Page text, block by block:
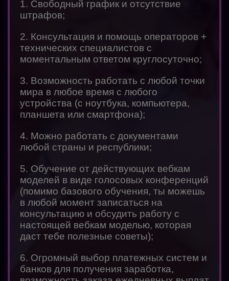
1. Свободный график и отсутствие
штрафов;
2. Консультация и помощь операторов +
технических специалистов с
моментальным ответом круглосуточно;
3. Возможность работать с любой точки
мира в любое время с любого
устройства (с ноутбука, компьютера,
планшета или смартфона);
4. Можно работать с документами
любой страны и республики;
5. Обучение от действующих вебкам
моделей в виде голосовых конференций
(помимо базового обучения, ты можешь
в любой момент записаться на
консультацию и обсудить работу с
настоящей вебкам моделью, которая
даст тебе полезные советы);
6. Огромный выбор платежных систем и
банков для получения заработка,